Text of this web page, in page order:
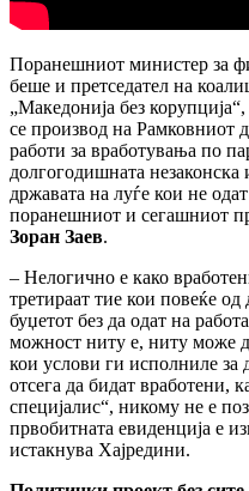
Поранешниот министер за
беше и претседател на
„Македонија без
се производ на Рамковниот
работи за вработувања по
долгогодишната незаконска
државата на луѓе кои не
поранешниот и сегашниот
Зоран Заев.
– Нелогично е како
третираат тие кои повеќе
буџетот без да одат на
можност ниту е, ниту може
кои услови ги исполниле за
отсега да бидат вработени,
специјалис“, никому не е
првобитната евиденција е
истакнува Хајредини.